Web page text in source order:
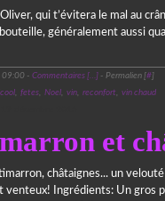
qui t’évitera le mal au
généralement aussi
09:00 - Commentaires […]- Permalien [#]
, fetes, Noel, vin, reconfort, vin chaud
et
châtaignes... un
venteux! Ingrédients: Un gros